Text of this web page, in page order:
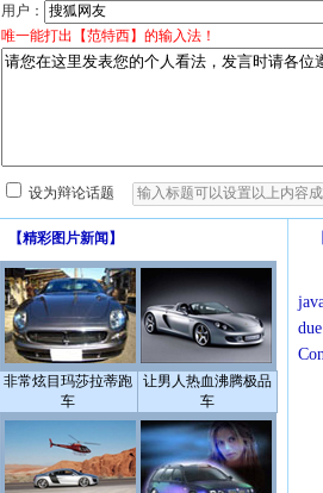
用户：
唯一能打出【范特西】的输入法！
设为辩论话题
【精彩图片新闻 】
非常炫目玛莎拉蒂跑
车
让男人热血沸腾极品
车